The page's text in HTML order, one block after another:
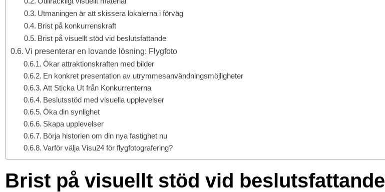
Utmaningen är att skissera lokalerna i förväg
Brist på konkurrenskraft
Brist på visuellt stöd vid beslutsfattande
Vi presenterar en lovande lösning: Flygfoto
Ökar attraktionskraften med bilder
En konkret presentation av utrymmesanvändningsmöjligheter
Att Sticka Ut från Konkurrenterna
Beslutsstöd med visuella upplevelser
Öka din synlighet
Skapa upplevelser
Börja historien om din nya fastighet nu
Varför välja Visu24 för flygfotografering?
Brist på visuellt stöd vid beslutsfattande